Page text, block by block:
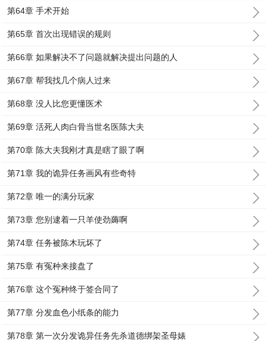
第64章 手术开始
第65章 首次出现错误的规则
第66章 如果解决不了问题就解决提出问题的人
第67章 帮我找几个病人过来
第68章 没人比您更懂医术
第69章 活死人肉白骨当世名医陈大夫
第70章 陈大夫我刚才真是瞎了眼了啊
第71章 我的诡异任务画风有些奇特
第72章 唯一的满分玩家
第73章 您别逮着一只羊使劲薅啊
第74章 任务被陈木玩坏了
第75章 有冤种来接盘了
第76章 这个冤种终于签合同了
第77章 分发血色小纸条的能力
第78章 第一次分发诡异任务先杀道德绑架圣母婊